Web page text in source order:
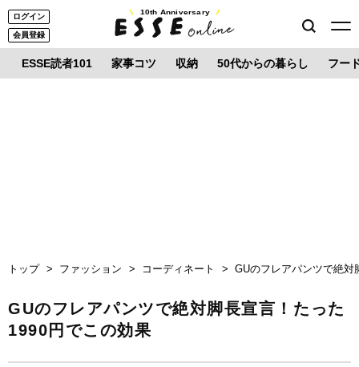
ログイン
会員登録
10th Anniversary
ESSE読者101 家事コツ 収納 50代からの暮らし フー
トップ ファッション コーディネート GUのフレアパンツで絶対
GUのフレアパンツで絶対脚長宣言！たった
1990円でこの効果